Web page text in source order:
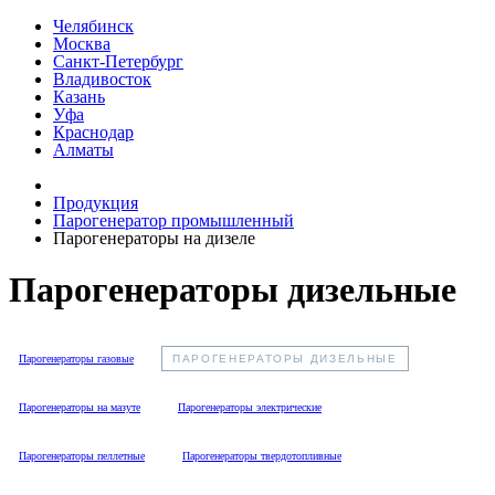
Челябинск
Москва
Санкт-Петербург
Владивосток
Казань
Уфа
Краснодар
Алматы
Продукция
Парогенератор промышленный
Парогенераторы на дизеле
Парогенераторы дизельные
Парогенераторы газовые ПАРОГЕНЕРАТОРЫ ДИЗЕЛЬНЫЕ
Парогенераторы на мазуте Парогенераторы электрические
Парогенераторы пеллетные Парогенераторы твердотопливные